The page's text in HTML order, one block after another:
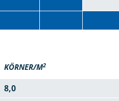
KÖRNER/M2
8,0